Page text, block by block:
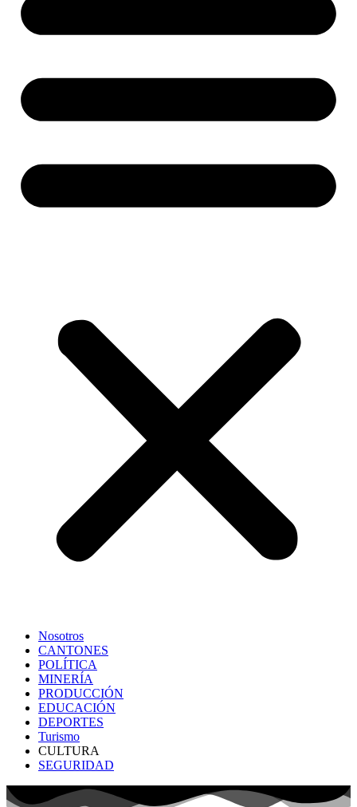
Nosotros
CANTONES
POLÍTICA
MINERÍA
PRODUCCIÓN
EDUCACIÓN
DEPORTES
Turismo
CULTURA
SEGURIDAD